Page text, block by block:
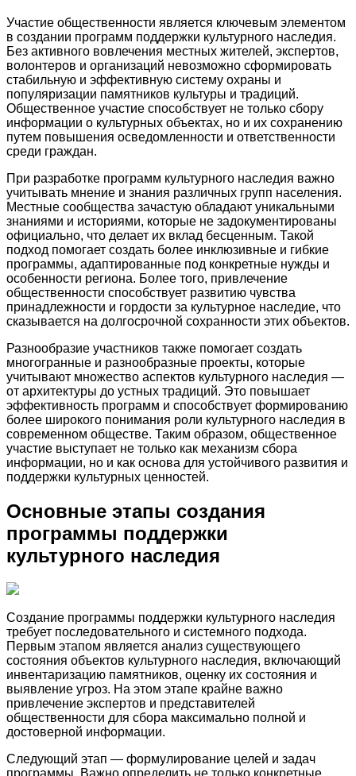
Участие общественности является ключевым элементом
в создании программ поддержки культурного наследия.
Без активного вовлечения местных жителей, экспертов,
волонтеров и организаций невозможно сформировать
стабильную и эффективную систему охраны и
популяризации памятников культуры и традиций.
Общественное участие способствует не только сбору
информации о культурных объектах, но и их сохранению
путем повышения осведомленности и ответственности
среди граждан.
При разработке программ культурного наследия важно
учитывать мнение и знания различных групп населения.
Местные сообщества зачастую обладают уникальными
знаниями и историями, которые не задокументированы
официально, что делает их вклад бесценным. Такой
подход помогает создать более инклюзивные и гибкие
программы, адаптированные под конкретные нужды и
особенности региона. Более того, привлечение
общественности способствует развитию чувства
принадлежности и гордости за культурное наследие, что
сказывается на долгосрочной сохранности этих объектов.
Разнообразие участников также помогает создать
многогранные и разнообразные проекты, которые
учитывают множество аспектов культурного наследия —
от архитектуры до устных традиций. Это повышает
эффективность программ и способствует формированию
более широкого понимания роли культурного наследия в
современном обществе. Таким образом, общественное
участие выступает не только как механизм сбора
информации, но и как основа для устойчивого развития и
поддержки культурных ценностей.
Основные этапы создания
программы поддержки
культурного наследия
Создание программы поддержки культурного наследия
требует последовательного и системного подхода.
Первым этапом является анализ существующего
состояния объектов культурного наследия, включающий
инвентаризацию памятников, оценку их состояния и
выявление угроз. На этом этапе крайне важно
привлечение экспертов и представителей
общественности для сбора максимально полной и
достоверной информации.
Следующий этап — формулирование целей и задач